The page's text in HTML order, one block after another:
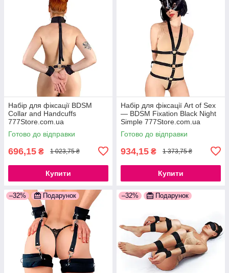
Набір для фіксації BDSM
Collar and Handcuffs
777Store.com.ua
Готово до відправки
696,15 ₴ 1 023,75 ₴
Купити
Набір для фіксації Art of Sex
— BDSM Fixation Black Night
Simple 777Store.com.ua
Готово до відправки
934,15 ₴ 1 373,75 ₴
Купити
–32% Подарунок –32% Подарунок